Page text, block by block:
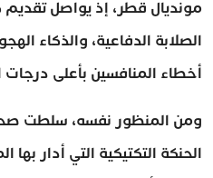
مونديال قطر، إذ يواصل
الصلابة الدفاعية، والذكاء
أخطاء المنافسين بأعلى درجات
ومن المنظور نفسه، سلطت
الحنكة التكتيكية التي أدار بها